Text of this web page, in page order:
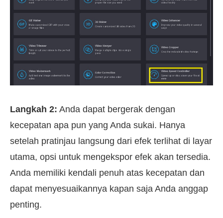
Langkah 2: Anda dapat bergerak dengan
kecepatan apa pun yang Anda sukai. Hanya
setelah pratinjau langsung dari efek terlihat di layar
utama, opsi untuk mengekspor efek akan tersedia.
Anda memiliki kendali penuh atas kecepatan dan
dapat menyesuaikannya kapan saja Anda anggap
penting.